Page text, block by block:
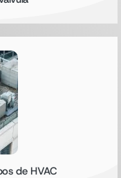
de HVAC